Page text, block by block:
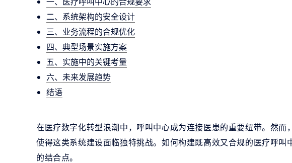
二、系统架构的安全设计
三、业务流程的合规优化
四、典型场景实施方案
五、实施中的关键考量
六、未来发展趋势
结语
在医疗数字化转型浪潮中，呼叫中心成为连接医患的重要纽带。然而
使得这类系统建设面临独特挑战。如何构建既高效又合规的医疗呼
的结合点。